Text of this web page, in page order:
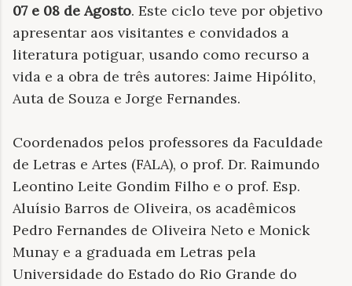
07 e 08 de Agosto. Este ciclo teve por objetivo
apresentar aos visitantes e convidados a
literatura potiguar, usando como recurso a
vida e a obra de três autores: Jaime Hipólito,
Auta de Souza e Jorge Fernandes.
Coordenados pelos professores da Faculdade
de Letras e Artes (FALA), o prof. Dr. Raimundo
Leontino Leite Gondim Filho e o prof. Esp.
Aluísio Barros de Oliveira, os acadêmicos
Pedro Fernandes de Oliveira Neto e Monick
Munay e a graduada em Letras pela
Universidade do Estado do Rio Grande do